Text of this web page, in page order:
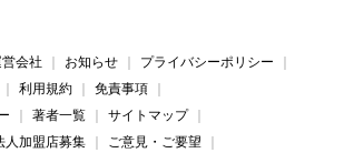
会社 お知らせ
プライバシーポリシー
利用規約
免責事項
著者一覧
サイトマップ
人加盟店募集
ご意見・ご要望